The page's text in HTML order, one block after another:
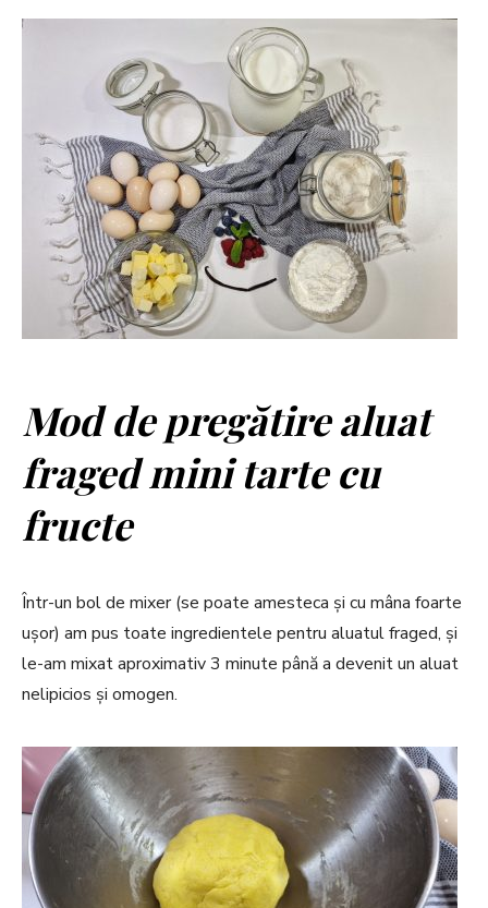
Mod de pregătire aluat
fraged mini tarte cu
fructe
Într-un bol de mixer (se poate amesteca și cu mâna foarte
ușor) am pus toate ingredientele pentru aluatul fraged, și
le-am mixat aproximativ 3 minute până a devenit un aluat
nelipicios și omogen.